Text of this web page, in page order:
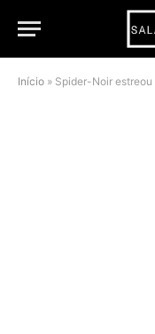
Início » Spider-Noir estreou no